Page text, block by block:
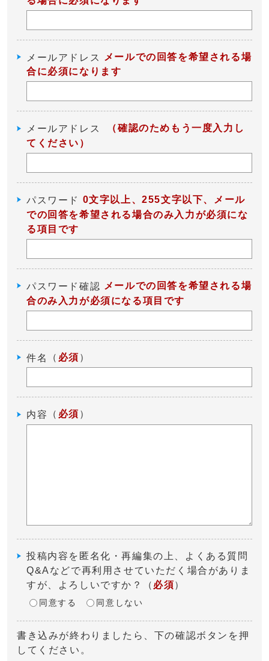
メールアドレス
メールでの回答を希望される場
合に必須になります
メールアドレス
（確認のためもう一度入力し
てください）
パスワード 0文字以上、255文字以下、メール
での回答を希望される場合のみ入力が必須にな
る項目です
パスワード確認 メールでの回答を希望される場
合のみ入力が必須になる項目です
件名 （ 必須 ）
内容 （ 必須 ）
投稿内容を匿名化・再編集の上、よくある質問
Q&Aなどで再利用させていただく場合がありま
すが、よろしいですか？
（ 必須）
同意する 同意しない
書き込みが終わりましたら、下の確認ボタンを押
してください。